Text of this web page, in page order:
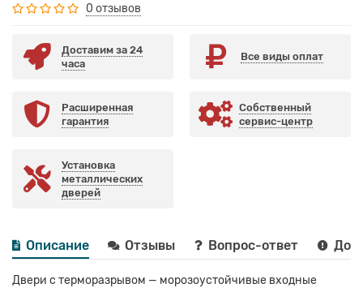
0 отзывов
Доставим за 24
часа
Все виды оплат
Расширенная
гарантия
Собственный
сервис-центр
Установка
металлических
дверей
Описание Отзывы Вопрос-ответ
Двери с терморазрывом — морозоустойчивые входные